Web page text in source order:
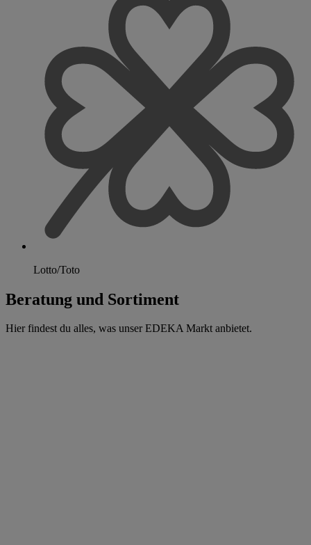
Lotto/Toto
Beratung und Sortiment
Hier findest du alles, was unser EDEKA Markt anbietet.